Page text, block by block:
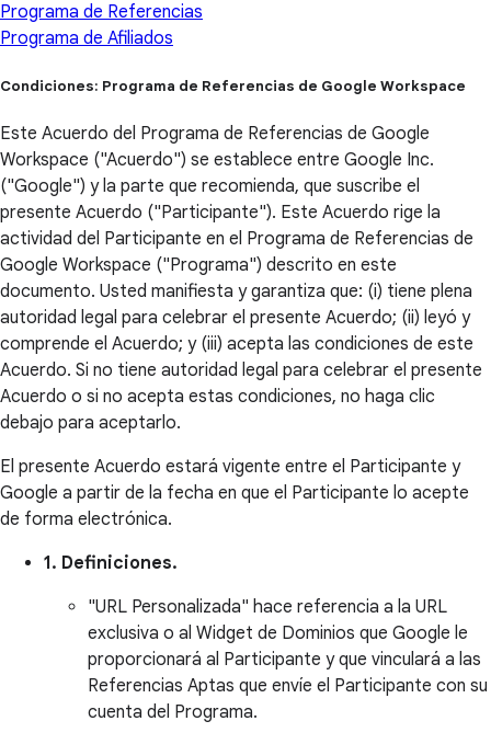
Programa de Referencias
Programa de Afiliados
Condiciones: Programa de Referencias de Google Workspace
Este Acuerdo del Programa de Referencias de Google
Workspace ("Acuerdo") se establece entre Google Inc.
("Google") y la parte que recomienda, que suscribe el
presente Acuerdo ("Participante"). Este Acuerdo rige la
actividad del Participante en el Programa de Referencias de
Google Workspace ("Programa") descrito en este
documento. Usted manifiesta y garantiza que: (i) tiene plena
autoridad legal para celebrar el presente Acuerdo; (ii) leyó y
comprende el Acuerdo; y (iii) acepta las condiciones de este
Acuerdo. Si no tiene autoridad legal para celebrar el presente
Acuerdo o si no acepta estas condiciones, no haga clic
debajo para aceptarlo.
El presente Acuerdo estará vigente entre el Participante y
Google a partir de la fecha en que el Participante lo acepte
de forma electrónica.
1. Definiciones.
"URL Personalizada" hace referencia a la URL
exclusiva o al Widget de Dominios que Google le
proporcionará al Participante y que vinculará a las
Referencias Aptas que envíe el Participante con su
cuenta del Programa.